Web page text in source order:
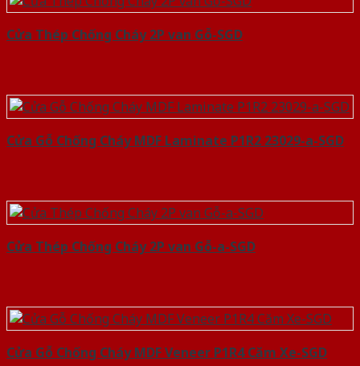
Cửa Thép Chống Cháy 2P van Gỗ-SGD
Cửa Gỗ Chống Cháy MDF Laminate P1R2 23029-a-SGD
Cửa Thép Chống Cháy 2P van Gỗ-a-SGD
Cửa Gỗ Chống Cháy MDF Veneer P1R4 Căm Xe-SGD